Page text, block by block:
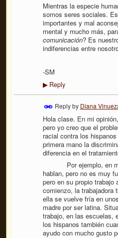
Mientras la especie
somos seres sociales.
importantes y mal
mental y mucho más,
comunicación? Es
indiferencias entre
-SM
▶Reply
Reply by Diana
Hola clase. En mi
pero yo creo que el
racial contra los
primera mano la
diferencia en el
Por ejemplo, en mi
hablan, pero no es muy
pero en su propio
comienzo, la trabajadora
ella se vuelve fría en
madre por ser latina.
trabajo, en las escuelas,
los hispanos también
ayudo con mucho gusto